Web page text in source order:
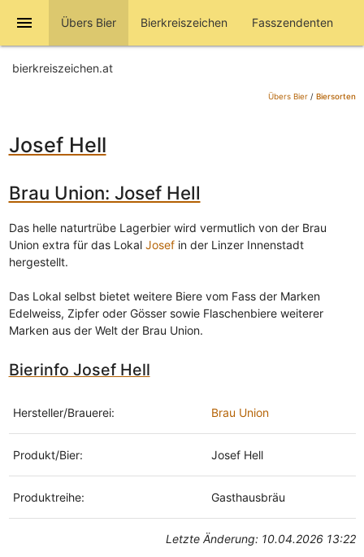
menu Übers Bier Bierkreiszeichen Fasszendenten
bierkreiszeichen.at
Übers Bier/ Biersorten
Josef Hell
Brau Union: Josef Hell
Das helle naturtrübe Lagerbier wird vermutlich von der Brau
Union extra für das Lokal Josefin der Linzer Innenstadt
hergestellt.
Das Lokal selbst bietet weitere Biere vom Fass der Marken
Edelweiss, Zipfer oder Gösser sowie Flaschenbiere weiterer
Marken aus der Welt der Brau Union.
Bierinfo Josef Hell
Hersteller/Brauerei: Brau Union
Produkt/Bier: Josef Hell
Produktreihe: Gasthausbräu
Letzte Änderung: 10.04.2026 13:22